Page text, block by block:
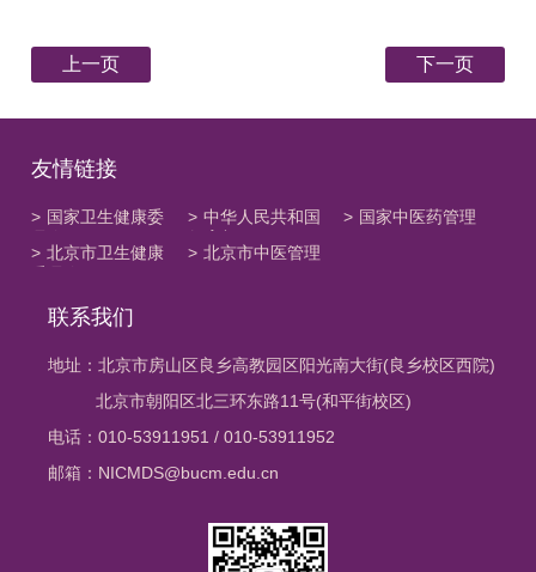
上一页 下一页
友情链接
> 国家卫生健康委
> 中华人民共和国
> 国家中医药管理
> 北京市卫生健康
> 北京市中医管理
联系我们
地址：北京市房山区良乡高教园区阳光南大街(良乡校区西院)
北京市朝阳区北三环东路11号(和平街校区)
电话：010-53911951 / 010-53911952
邮箱：NICMDS@bucm.edu.cn